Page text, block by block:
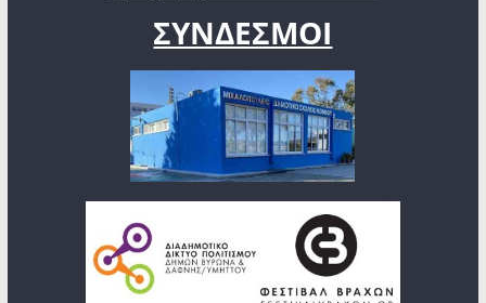
ΣΥΝΔΕΣΜΟΙ